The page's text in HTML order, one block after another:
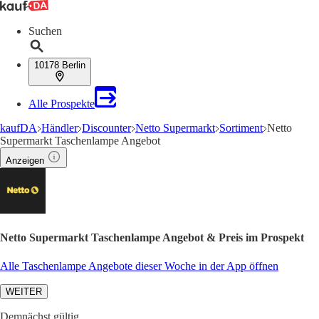
Suchen
10178 Berlin
Alle Prospekte
kaufDA Händler Discounter Netto Supermarkt Sortiment Netto
Supermarkt Taschenlampe Angebot
Anzeigen
Netto Supermarkt Taschenlampe Angebot & Preis im Prospekt
Alle Taschenlampe Angebote dieser Woche in der App öffnen
WEITER
Demnächst gültig